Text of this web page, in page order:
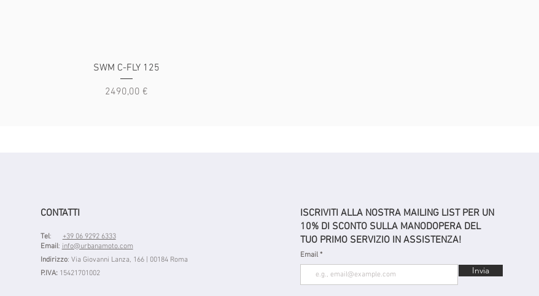
Vista rapida
SWM C-FLY 125
Prezzo
2490,00 €
CONTATTI
Tel: +39 06 9292 6333
Email: info@urbanamoto.com
Indirizzo: Via Giovanni Lanza, 166 | 00184 Roma
P.IVA:15421701002
ISCRIVITI ALLA NOSTRA MAILING LIST PER UN
10% DI SCONTO SULLA MANODOPERA DEL
TUO PRIMO SERVIZIO IN ASSISTENZA!
Email
Invia